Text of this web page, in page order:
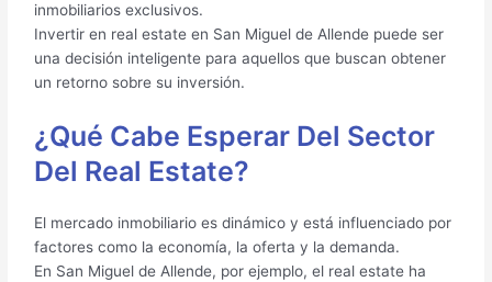
inmobiliarios exclusivos.
Invertir en real estate en San Miguel de Allende puede ser
una decisión inteligente para aquellos que buscan obtener
un retorno sobre su inversión.
¿Qué Cabe Esperar Del Sector
Del Real Estate?
El mercado inmobiliario es dinámico y está influenciado por
factores como la economía, la oferta y la demanda.
En San Miguel de Allende, por ejemplo, el real estate ha